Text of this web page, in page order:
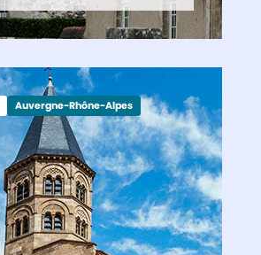
Auvergne-Rhône-Alpes